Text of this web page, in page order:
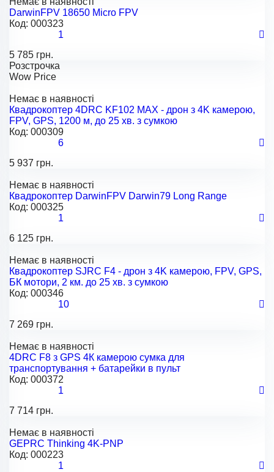
DarwinFPV 18650 Micro FPV
Код: 000323
1
5 785 грн.
Розстрочка
Wow Price
Немає в наявності
Квадрокоптер 4DRC KF102 MAX - дрон з 4K камерою,
FPV, GPS, 1200 м, до 25 хв. з сумкою
Код: 000309
6
5 937 грн.
Немає в наявності
Квадрокоптер DarwinFPV Darwin79 Long Range
Код: 000325
1
6 125 грн.
Немає в наявності
Квадрокоптер SJRC F4 - дрон з 4K камерою, FPV, GPS,
БК мотори, 2 км. до 25 хв. з сумкою
Код: 000346
10
7 269 грн.
Немає в наявності
4DRC F8 з GPS 4К камерою сумка для
транспортування + батарейки в пульт
Код: 000372
1
7 714 грн.
Немає в наявності
GEPRC Thinking 4K-PNP
Код: 000223
1